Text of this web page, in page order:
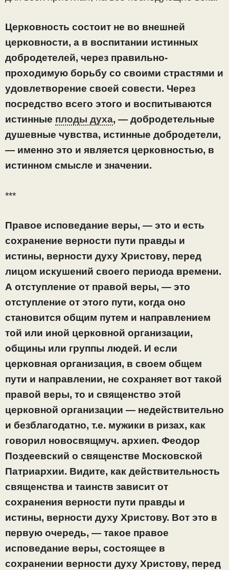
Церковность состоит не во внешней
церковности, а в воспитании истинных
добродетелей, через правильно-
проходимую борьбу со своими страстями и
удовлетворение своей совести. Через
посредство всего этого и воспитываются
истинные плоды духа, — добродетельные
душевные чувства, истинные добродетели,
— именно это и является церковностью, в
истинном смысле и значении.
***
Правое исповедание веры, — это и есть
сохранение верности пути правды и
истины, верности духу Христову, перед
лицом искушений своего периода времени.
А отступление от правой веры, — это
отступление от этого пути, когда оно
становится общим путем и направлением
той или иной церковной организации,
общины или группы людей. И если
церковная организация, в своем общем
пути и направлении, не сохраняет вот такой
правой веры, то и священство этой
церковной организации — недействительно
и безблагодатно, т.е. мужики в ризах, как
говорил новосвящмуч. архиеп. Феодор
Поздеевский о священстве Московской
Патриархии. Видите, как действительность
священства и таинств зависит от
сохранения верности пути правды и
истины, верности духу Христову. Вот это в
первую очередь, — такое правое
исповедание веры, состоящее в
сохранении верности духу Христову, перед